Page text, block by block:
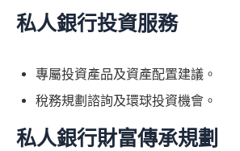
私人銀行投資服務
專屬投資產品及資產配置建議。
稅務規劃諮詢及環球投資機會。
私人銀行財富傳承規劃